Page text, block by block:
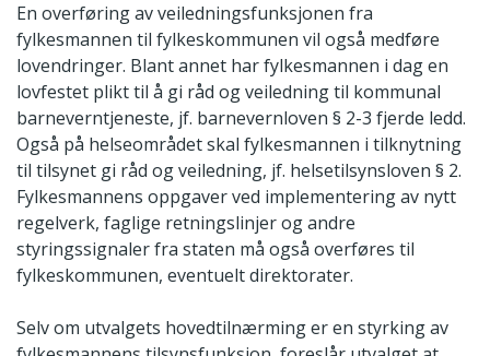
En overføring av veiledningsfunksjonen fra
fylkesmannen til fylkeskommunen vil også medføre
lovendringer. Blant annet har fylkesmannen i dag en
lovfestet plikt til å gi råd og veiledning til kommunal
barneverntjeneste, jf. barnevernloven § 2-3 fjerde ledd.
Også på helseområdet skal fylkesmannen i tilknytning
til tilsynet gi råd og veiledning, jf. helsetilsynsloven § 2.
Fylkesmannens oppgaver ved implementering av nytt
regelverk, faglige retningslinjer og andre
styringssignaler fra staten må også overføres til
fylkeskommunen, eventuelt direktorater.
Selv om utvalgets hovedtilnærming er en styrking av